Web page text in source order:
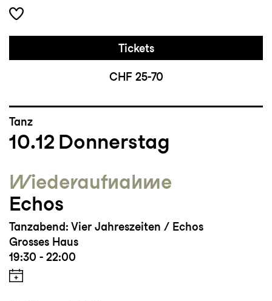
Tickets
CHF 25-70
Tanz
10.12 Donnerstag
Wieder­aufnahme
Echos
Tanzabend: Vier Jahreszeiten / Echos
Grosses Haus
19:30 - 22:00